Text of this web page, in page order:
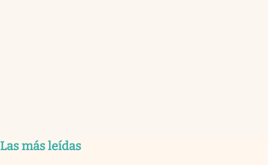
Las más leídas